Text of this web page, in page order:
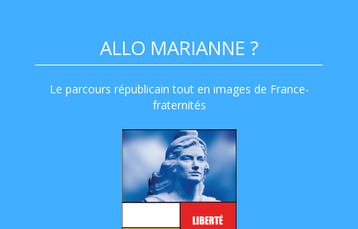
ALLO MARIANNE ?
Le parcours républicain tout en images de France-
fraternités